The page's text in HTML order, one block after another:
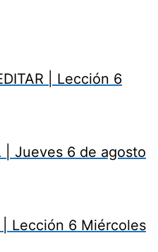
| Lección 6
| Jueves 6 de agosto
| Lección 6 Miércoles